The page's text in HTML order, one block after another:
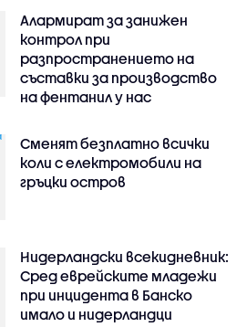
Алармират за занижен
контрол при
разпространението на
съставки за производство
на фентанил у нас
Сменят безплатно всички
коли с електромобили на
гръцки остров
Нидерландски всекидневник:
Сред еврейските младежи
при инцидента в Банско
имало и нидерландци